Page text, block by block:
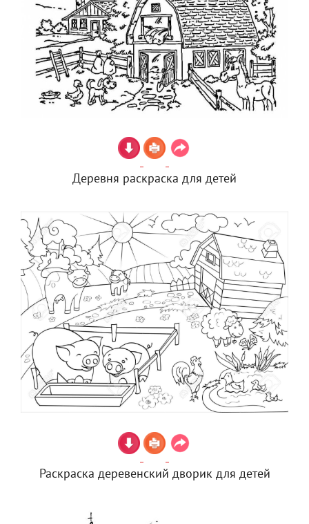
Деревня раскраска для детей
Раскраска деревенский дворик для детей